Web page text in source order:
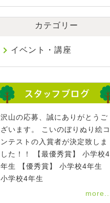
カテゴリー
イベント・講座
沢山の応募、誠にありがとうご
ざいます。 こいのぼりぬり絵コ
ンテストの入賞者が決定致しま
した！！ 【最優秀賞】 小学校4
年生 【優秀賞】 小学校4年生
小学校4年生
more...